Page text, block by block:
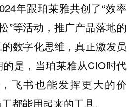
年跟珀莱雅共创了“效率
”等活动，推广产品落地的
数字化思维，真正激发员
是，当珀莱雅从CIO时代
飞书也能发挥更大的价
都能用起来的工具。